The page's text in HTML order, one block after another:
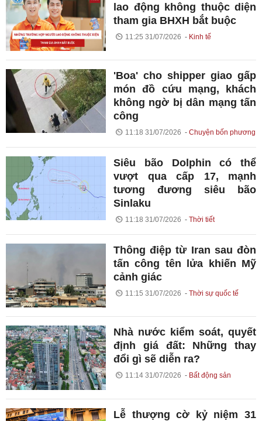
lao động không thuộc diện
tham gia BHXH bắt buộc
11:25 31/07/2026 Kinh tế
'Boa' cho shipper giao gấp
món đồ cứu mạng, khách
không ngờ bị dân mạng tấn
công
11:18 31/07/2026 Chuyện bốn phương
Siêu bão Dolphin có thể
vượt qua cấp 17, mạnh
tương đương siêu bão
Sinlaku
11:18 31/07/2026 Thời tiết
Thông điệp từ Iran sau đòn
tấn công tên lửa khiến Mỹ
cảnh giác
11:15 31/07/2026 Thời sự quốc tế
Nhà nước kiểm soát, quyết
định giá đất: Những thay
đổi gì sẽ diễn ra?
11:14 31/07/2026 Bất động sản
Lễ thượng cờ kỷ niệm 31